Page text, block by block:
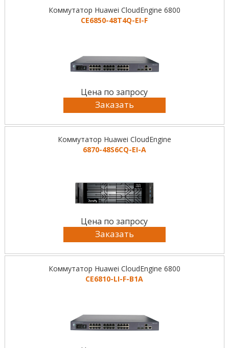
Коммутатор Huawei CloudEngine 6800
CE6850-48T4Q-EI-F
Цена по запросу
Заказать
Коммутатор Huawei CloudEngine
6870-48S6CQ-EI-A
Цена по запросу
Заказать
Коммутатор Huawei CloudEngine 6800
CE6810-LI-F-B1A